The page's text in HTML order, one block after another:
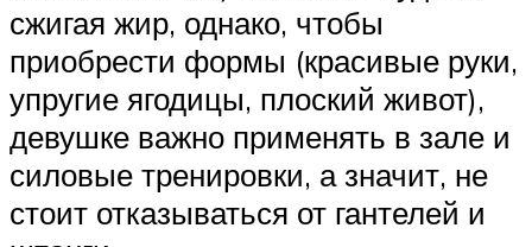
сжигая жир, однако, чтобы
приобрести формы (красивые руки,
упругие ягодицы, плоский живот),
девушке важно применять в зале и
силовые тренировки, а значит, не
стоит отказываться от гантелей и